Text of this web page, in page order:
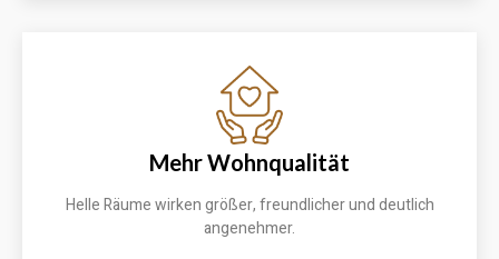
Mehr Wohnqualität
Helle Räume wirken größer, freundlicher und deutlich
angenehmer.